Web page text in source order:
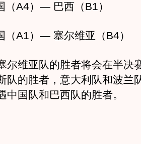
A4）— 巴西（B1）
A1）— 塞尔维亚（B4）
维亚队的胜者将会在半决
队的胜者，意大利队和波兰
中国队和巴西队的胜者。